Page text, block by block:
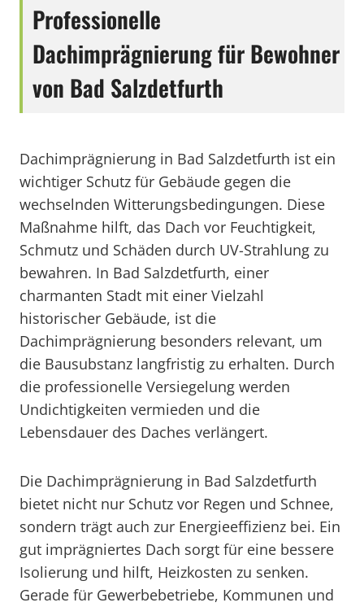
Professionelle
Dachimprägnierung für Bewohner
von Bad Salzdetfurth
Dachimprägnierung in Bad Salzdetfurth ist ein
wichtiger Schutz für Gebäude gegen die
wechselnden Witterungsbedingungen. Diese
Maßnahme hilft, das Dach vor Feuchtigkeit,
Schmutz und Schäden durch UV-Strahlung zu
bewahren. In Bad Salzdetfurth, einer
charmanten Stadt mit einer Vielzahl
historischer Gebäude, ist die
Dachimprägnierung besonders relevant, um
die Bausubstanz langfristig zu erhalten. Durch
die professionelle Versiegelung werden
Undichtigkeiten vermieden und die
Lebensdauer des Daches verlängert.
Die Dachimprägnierung in Bad Salzdetfurth
bietet nicht nur Schutz vor Regen und Schnee,
sondern trägt auch zur Energieeffizienz bei. Ein
gut imprägniertes Dach sorgt für eine bessere
Isolierung und hilft, Heizkosten zu senken.
Gerade für Gewerbebetriebe, Kommunen und